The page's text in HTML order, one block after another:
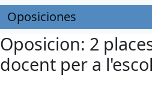
Oposiciones
Oposicion: 2
docent per a